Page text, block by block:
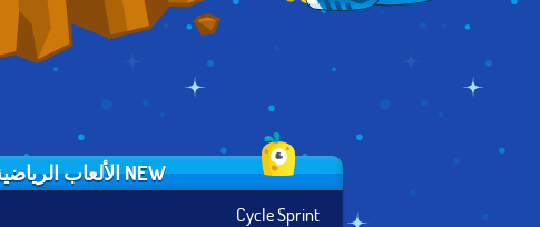
NEW الألعاب الرياضية
Cycle Sprint